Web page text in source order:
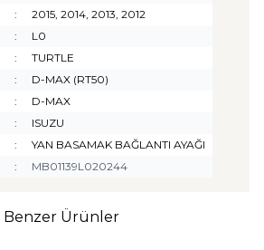
:
2015, 2014, 2013, 2012
:
L0
:
TURTLE
:
D-MAX (RT50)
:
D-MAX
:
ISUZU
:
YAN BASAMAK BAĞLANTI AYAĞI
: MB01139L020244
Benzer Ürünler